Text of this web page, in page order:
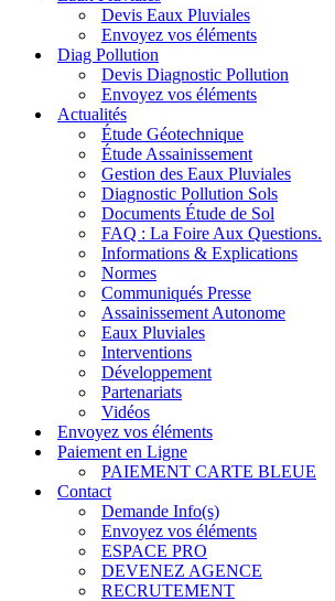
Devis Eaux Pluviales
Envoyez vos éléments
Diag Pollution
Devis Diagnostic Pollution
Envoyez vos éléments
Actualités
Étude Géotechnique
Étude Assainissement
Gestion des Eaux Pluviales
Diagnostic Pollution Sols
Documents Étude de Sol
FAQ : La Foire Aux Questions.
Informations & Explications
Normes
Communiqués Presse
Assainissement Autonome
Eaux Pluviales
Interventions
Développement
Partenariats
Vidéos
Envoyez vos éléments
Paiement en Ligne
PAIEMENT CARTE BLEUE
Contact
Demande Info(s)
Envoyez vos éléments
ESPACE PRO
DEVENEZ AGENCE
RECRUTEMENT